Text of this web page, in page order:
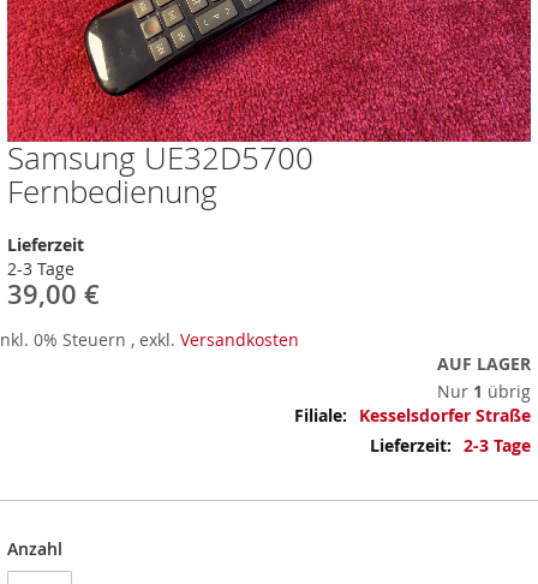
Samsung UE32D5700
Fernbedienung
Lieferzeit
2-3 Tage
39,00 €
0% Steuern , exkl. Versandkosten
AUF LAGER
Nur 1 übrig
Mehr
Informationen
Kesselsdorfer Straße
2-3 Tage
Anzahl
Zum
Anfang
der
springen